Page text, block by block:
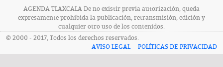
AGENDA TLAXCALA De no existir previa autorización, queda
expresamente prohibida la publicación, retransmisión, edición y
cualquier otro uso de los contenidos.
© 2000 - 2017, Todos los derechos reservados.
AVISO LEGAL
POLÍTICAS DE PRIVACIDAD